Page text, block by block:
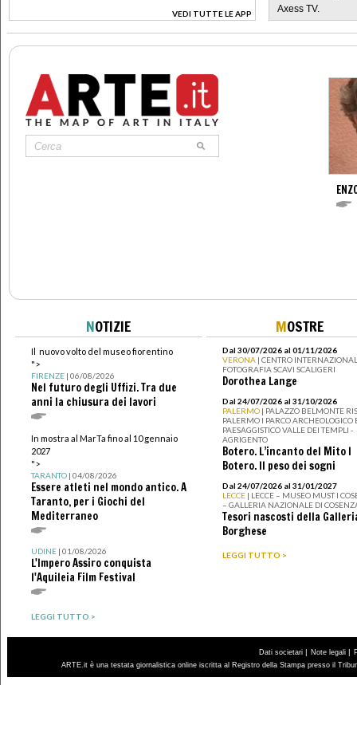
VEDI TUTTE LE APP
>
Axess TV.
NOTIZIE
Il nuovo volto del museo fiorentino
">
FIRENZE| 06/08/2026
Nel futuro degli Uffizi. Tra due
anni la chiusura dei lavori
In mostra al MarTa fino al 10 gennaio
2027
">
TARANTO| 04/08/2026
Essere atleti nel mondo antico. A
Taranto, per i Giochi del
Mediterraneo
UDINE| 01/08/2026
L'Impero Assiro conquista
l'Aquileia Film Festival
LEGGI TUTTO >
MOSTRE
Dal 30/07/2026 al 01/11/2026
VERONA | CENTRO
FOTOGRAFIA SCAVI SCALIGERI
Dorothea Lange
Dal 24/07/2026 al 31/10/2026
PALERMO | PALAZZO BELMONTE
PALERMO I PARCO ARCHEOLOGICO
PAESAGGISTICO VALLE DEI TEMPLI -
AGRIGENTO
Botero. L’incanto del Mito I
Botero. Il peso dei sogni
Dal 24/07/2026 al 31/01/2027
LECCE | LECCE – MUSEO MUST I
– GALLERIA NAZIONALE DI
Tesori nascosti della
Borghese
LEGGI TUTTO >
Dati societari Note legali
ARTE.it è una testata giornalistica online iscritta al Registro della Stampa presso il